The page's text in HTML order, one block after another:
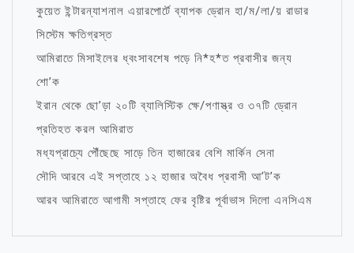
কুয়েত ইন্টারন্যাশনাল এয়ারপোর্টে ব্যাপক ড্রোন হা/ম/লা/য় রাডার
সিস্টেম ক্ষতিগ্রস্ত
আমিরাতে মিসাইলের ধ্বংসাবশেষ পড়ে নি*হ*ত প্রবাসীর জন্য
শো’ক
ইরান থেকে ছো’ড়া ২০টি ব্যালিস্টিক ক্ষে/পণাস্ত্র ও ৩৭টি ড্রোন
প্রতিহত করল আমিরাত
মধ্যপ্রাচ্যে পৌঁছেছে সাড়ে তিন হাজারের বেশি মার্কিন সেনা
সৌদি আরবে এই সপ্তাহে ১২ হাজার অবৈধ প্রবাসী আ’ট’ক
আরব আমিরাতে আগামী সপ্তাহে ফের বৃষ্টির পূর্বাভাস দিলো এনসিএম